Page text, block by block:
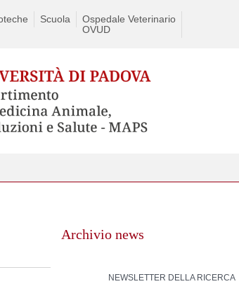
Scuola
Ospedale Veterinario
OVUD
Archivio news
NEWSLETTER DELLA RICERCA